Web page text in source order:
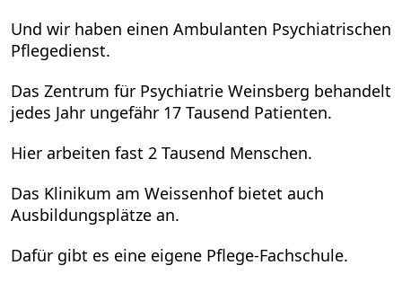
Und wir haben einen Ambulanten Psychiatrischen
Pflegedienst.
Das Zentrum für Psychiatrie Weinsberg behandelt
jedes Jahr ungefähr 17 Tausend Patienten.
Hier arbeiten fast 2 Tausend Menschen.
Das Klinikum am Weissenhof bietet auch
Ausbildungsplätze an.
Dafür gibt es eine eigene Pflege-Fachschule.